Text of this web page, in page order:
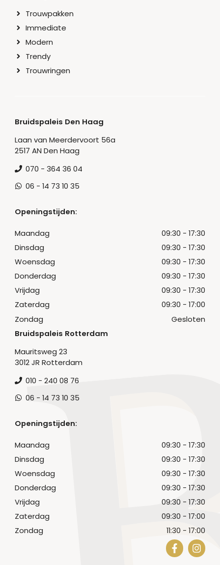
Trouwpakken
Immediate
Modern
Trendy
Trouwringen
Bruidspaleis Den Haag
Laan van Meerdervoort 56a
2517 AN Den Haag
070 - 364 36 04
06 - 14 73 10 35
Openingstijden:
Maandag
09:30 - 17:30
Dinsdag
09:30 - 17:30
Woensdag
09:30 - 17:30
Donderdag
09:30 - 17:30
Vrijdag
09:30 - 17:30
Zaterdag
09:30 - 17:00
Zondag
Gesloten
Bruidspaleis Rotterdam
Mauritsweg 23
3012 JR Rotterdam
010 - 240 08 76
06 - 14 73 10 35
Openingstijden:
Maandag
09:30 - 17:30
Dinsdag
09:30 - 17:30
Woensdag
09:30 - 17:30
Donderdag
09:30 - 17:30
Vrijdag
09:30 - 17:30
Zaterdag
09:30 - 17:00
Zondag
11:30 - 17:00